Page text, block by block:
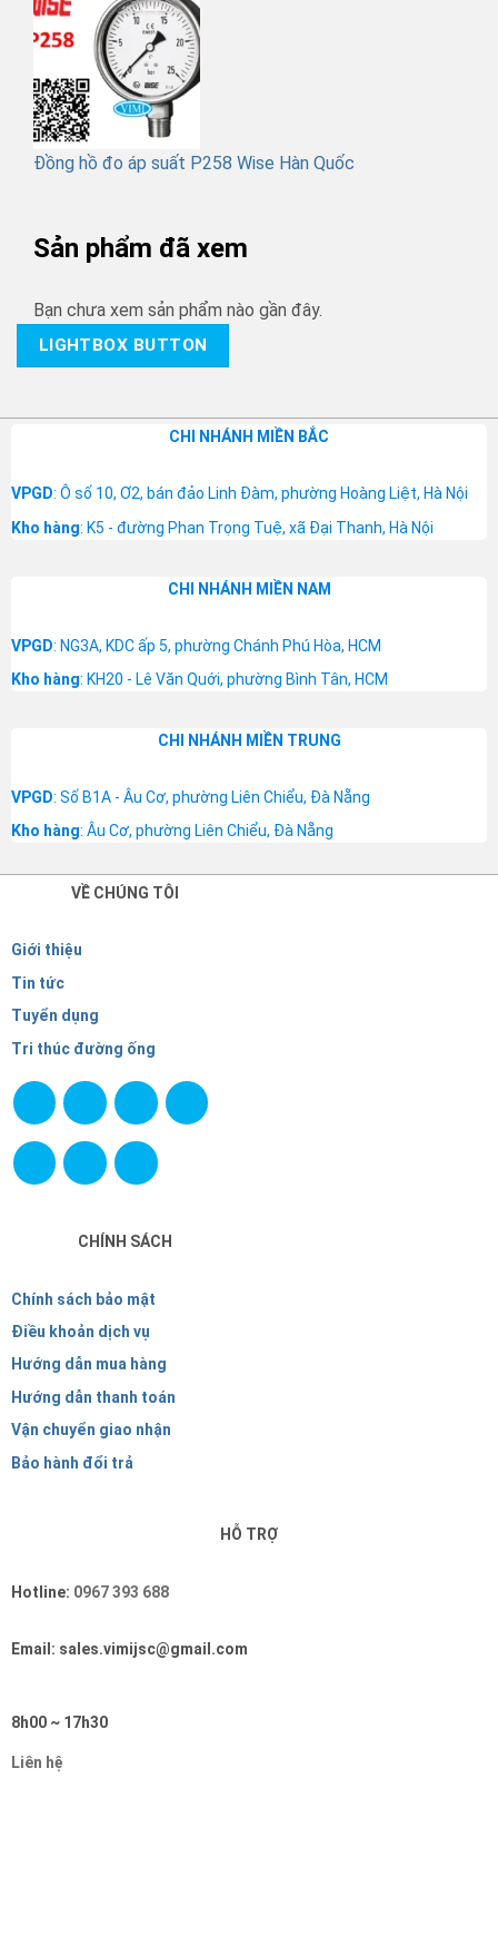
Đồng hồ đo áp suất P258 Wise Hàn Quốc
Sản phẩm đã xem
Bạn chưa xem sản phẩm nào gần đây.
LIGHTBOX BUTTON
CHI NHÁNH MIỀN BẮC
VPGD: Ô số 10, Ơ2, bán đảo Linh Đàm, phường Hoàng Liệt, Hà Nội
Kho hàng: K5 - đường Phan Trọng Tuệ, xã Đại Thanh, Hà Nội
CHI NHÁNH MIỀN NAM
VPGD: NG3A, KDC ấp 5, phường Chánh Phú Hòa, HCM
Kho hàng: KH20 - Lê Văn Quới, phường Bình Tân, HCM
CHI NHÁNH MIỀN TRUNG
VPGD: Số B1A - Âu Cơ, phường Liên Chiểu, Đà Nẵng
Kho hàng: Âu Cơ, phường Liên Chiểu, Đà Nẵng
VỀ CHÚNG TÔI
Giới thiệu
Tin tức
Tuyển dụng
Tri thúc đường ống
CHÍNH SÁCH
Chính sách bảo mật
Điều khoản dịch vụ
Hướng dẫn mua hàng
Hướng dẫn thanh toán
Vận chuyển giao nhận
Bảo hành đổi trả
HỖ TRỢ
Hotline: 0967 393 688
Email: sales.vimijsc@gmail.com
8h00 ~ 17h30
Liên hệ